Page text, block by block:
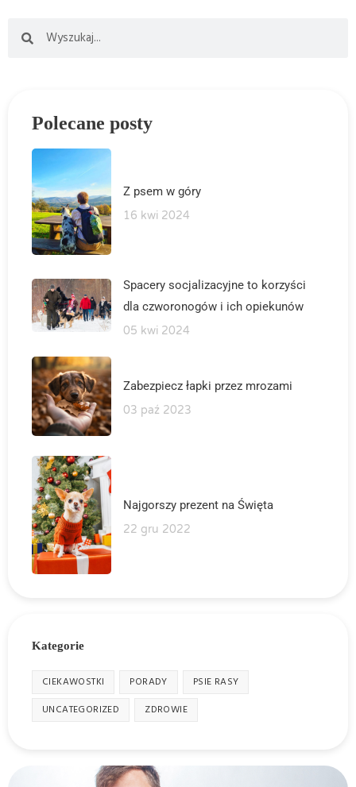
Polecane posty
Z psem w góry
16 kwi 2024
Spacery socjalizacyjne to korzyści
dla czworonogów i ich opiekunów
05 kwi 2024
Zabezpiecz łapki przez mrozami
03 paź 2023
Najgorszy prezent na Święta
22 gru 2022
Kategorie
CIEKAWOSTKI PORADY
PSIE RASY
UNCATEGORIZED
ZDROWIE